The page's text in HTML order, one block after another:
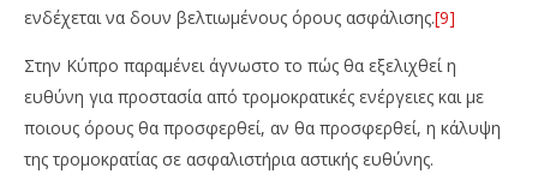
ενδέχεται να δουν βελτιωμένους όρους ασφάλισης.[9]
Στην Κύπρο παραμένει άγνωστο το πώς θα εξελιχθεί η
ευθύνη για προστασία από τρομοκρατικές ενέργειες και με
ποιους όρους θα προσφερθεί, αν θα προσφερθεί, η κάλυψη
της τρομοκρατίας σε ασφαλιστήρια αστικής ευθύνης.